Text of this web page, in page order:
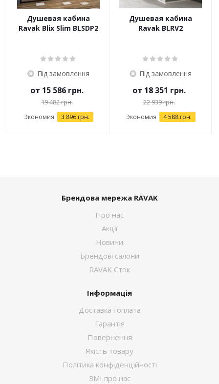
Душевая кабина
Ravak Blix Slim BLSDP2
Під замовлення
от 15 586 грн.
19 482 грн.
Экономия 3 896 грн.
Душевая кабина
Ravak BLRV2
Під замовлення
от 18 351 грн.
22 939 грн.
Экономия 4 588 грн.
Брендова мережа RAVAK
Про нас
Акції
Новини
Брендові салони
RAVAK Сток
Інформація
Доставка і оплата
Гарантія
Повернення
Якість товару
Політика конфіденційності
ЗМІ про нас